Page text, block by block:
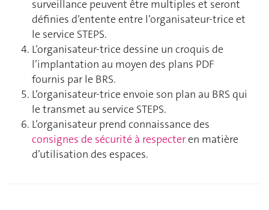
surveillance peuvent être multiples et seront
définies d’entente entre l’organisateur-trice et
le service STEPS.
L’organisateur-trice dessine un croquis de
l’implantation au moyen des plans PDF
fournis par le BRS.
L’organisateur-trice envoie son plan au BRS qui
le transmet au service STEPS.
L’organisateur prend connaissance des
consignes de sécurité à respecteren matière
d’utilisation des espaces.